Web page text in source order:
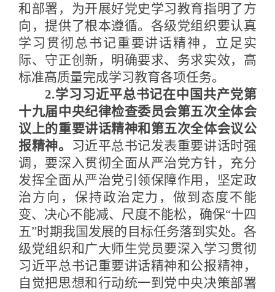
和部署，为开展好党史学习教育指明了方
向，提供了根本遵循。各级党组织要认真
学习贯彻总书记重要讲话精神，立足实
际、守正创新，明确要求、务求实效，高
标准高质量完成学习教育各项任务。
2.学习习近平总书记在中国共产党第
十九届中央纪律检查委员会第五次全体会
议上的重要讲话精神和第五次全体会议公
报精神。
习近平总书记发表重要讲话时强
调，要深入贯彻全面从严治党方针，充分
发挥全面从严治党引领保障作用，坚定政
治方向，保持政治定力，做到态度不能
变、决心不能减、尺度不能松，确保“十四
五”时期我国发展的目标任务落到实处。各
级党组织和广大师生党员要深入学习贯彻
习近平总书记重要讲话精神和公报精神，
自觉把思想和行动统一到党中央决策部署